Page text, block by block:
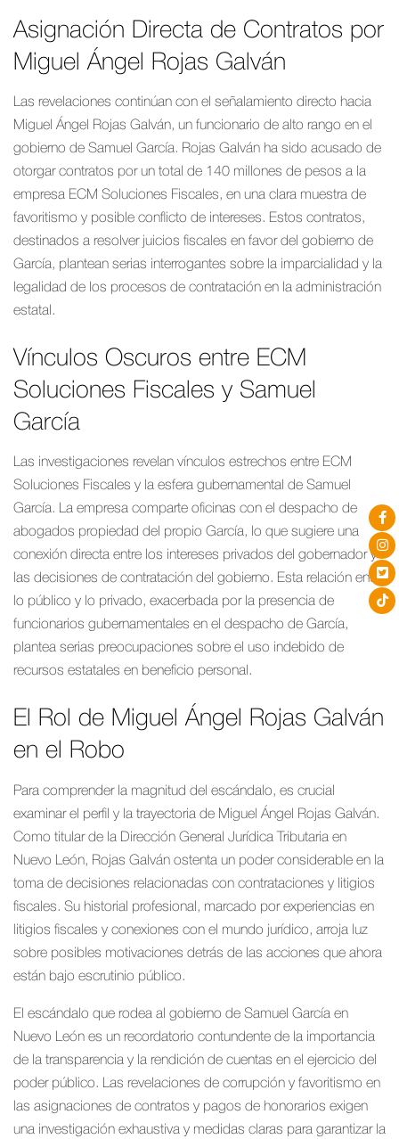
Asignación Directa de Contratos por
Miguel Ángel Rojas Galván
Las revelaciones continúan con el señalamiento directo hacia
Miguel Ángel Rojas Galván, un funcionario de alto rango en el
gobierno de Samuel García. Rojas Galván ha sido acusado de
otorgar contratos por un total de 140 millones de pesos a la
empresa ECM Soluciones Fiscales, en una clara muestra de
favoritismo y posible conflicto de intereses. Estos contratos,
destinados a resolver juicios fiscales en favor del gobierno de
García, plantean serias interrogantes sobre la imparcialidad y la
legalidad de los procesos de contratación en la administración
estatal.
Vínculos Oscuros entre ECM
Soluciones Fiscales y Samuel
García
Las investigaciones revelan vínculos estrechos entre ECM
Soluciones Fiscales y la esfera gubernamental de Samuel
García. La empresa comparte oficinas con el despacho de
abogados propiedad del propio García, lo que sugiere una
conexión directa entre los intereses privados del gobernador y
las decisiones de contratación del gobierno. Esta relación entre
lo público y lo privado, exacerbada por la presencia de
funcionarios gubernamentales en el despacho de García,
plantea serias preocupaciones sobre el uso indebido de
recursos estatales en beneficio personal.
El Rol de Miguel Ángel Rojas Galván
en el Robo
Para comprender la magnitud del escándalo, es crucial
examinar el perfil y la trayectoria de Miguel Ángel Rojas Galván.
Como titular de la Dirección General Jurídica Tributaria en
Nuevo León, Rojas Galván ostenta un poder considerable en la
toma de decisiones relacionadas con contrataciones y litigios
fiscales. Su historial profesional, marcado por experiencias en
litigios fiscales y conexiones con el mundo jurídico, arroja luz
sobre posibles motivaciones detrás de las acciones que ahora
están bajo escrutinio público.
El escándalo que rodea al gobierno de Samuel García en
Nuevo León es un recordatorio contundente de la importancia
de la transparencia y la rendición de cuentas en el ejercicio del
poder público. Las revelaciones de corrupción y favoritismo en
las asignaciones de contratos y pagos de honorarios exigen
una investigación exhaustiva y medidas claras para garantizar la